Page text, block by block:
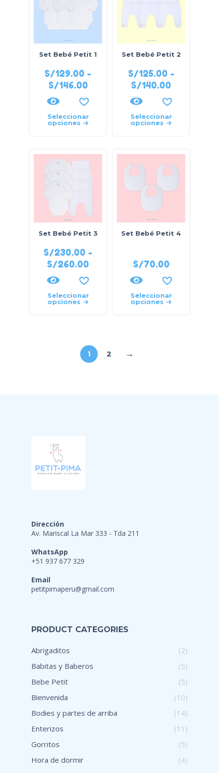
Set Bebé Petit 1
S/129.00 -
S/146.00
Seleccionar
opciones
Set Bebé Petit 2
S/125.00 -
S/140.00
Seleccionar
opciones
Set Bebé Petit 3
S/230.00 -
S/260.00
Seleccionar
opciones
Set Bebé Petit 4
S/70.00
Seleccionar
opciones
1 2 →
Dirección
Av. Mariscal La Mar 333 - Tda 211
WhatsApp
+51 937 677 329
Email
petitpimaperu@gmail.com
PRODUCT CATEGORIES
Abrigaditos
(2)
Babitas y Baberos
(5)
Bebe Petit
(5)
Bienvenida
(10)
Bodies y partes de arriba
(14)
Enterizos
(11)
Gorritos
(5)
Hora de dormir
(4)